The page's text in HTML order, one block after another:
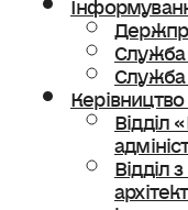
Служба
Служба
Відділ
Відділ